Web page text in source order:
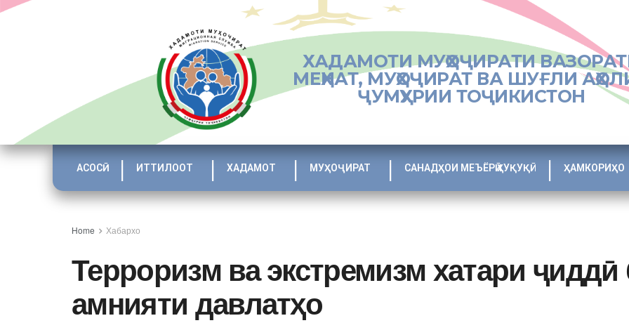
ХАДАМОТИ МУҲОҶИРАТИ
МЕҲНАТ, МУҲОҶИРАТ ВА ШУҒЛИ
ҶУМҲУРИИ ТОҶИКИСТОН
АСОСӢ ИТТИЛООТ ХАДАМОТ МУҲОҶИРАТ САНАДҲОИ МЕЪЁРӢ ҲУҚУҚӢ ҲАМКОРИҲО
Home Хабархо
Терроризм ва экстремизм хатари ҷиддӣ
амнияти давлатҳо